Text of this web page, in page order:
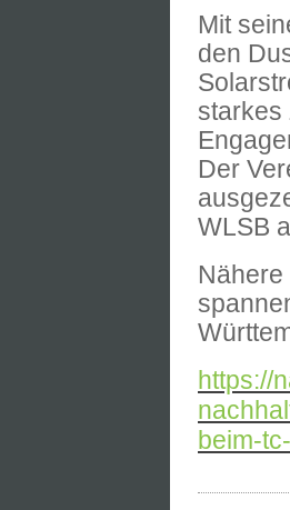
Mit
den
starkes
Der
WLSB
https://
beim-